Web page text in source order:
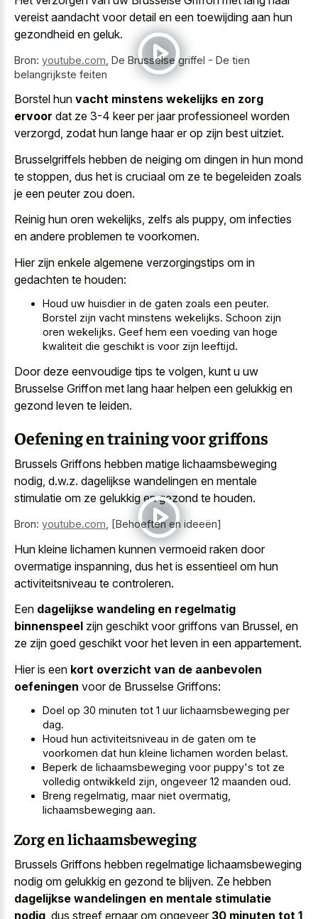
vereist aandacht voor detail en een toewijding aan hun
gezondheid en geluk.
Bron: youtube.com De Brusselse griffel - De tien
belangrijkste feiten
Borstel hun vacht minstens wekelijks en zorg
ervoor dat ze 3-4 keer per jaar professioneel worden
verzorgd, zodat hun lange haar er op zijn best uitziet.
Brusselgriffels hebben de neiging om dingen in hun mond
te stoppen, dus het is cruciaal om ze te begeleiden zoals
je een peuter zou doen.
Reinig hun oren wekelijks, zelfs als puppy, om infecties
en andere problemen te voorkomen.
Hier zijn enkele algemene verzorgingstips om in
gedachten te houden:
Houd uw huisdier in de gaten zoals een peuter.
Borstel zijn vacht minstens wekelijks. Schoon zijn
oren wekelijks. Geef hem een voeding van hoge
kwaliteit die geschikt is voor zijn leeftijd.
Door deze eenvoudige tips te volgen, kunt u uw
Brusselse Griffon met lang haar helpen een gelukkig en
gezond leven te leiden.
Oefening en training voor griffons
Brussels Griffons hebben matige lichaamsbeweging
nodig, d.w.z. dagelijkse wandelingen en mentale
stimulatie om ze gelukkig en gezond te houden.
Bron: youtube.com [Behoeften en ideeën]
Hun kleine lichamen kunnenvermoeid raken door
overmatige inspanning , dus het is essentieel om hun
activiteitsniveau te controleren.
Een dagelijkse wandeling en regelmatig
binnenspeel zijn geschikt voor griffons van Brussel, en
ze zijn goed geschikt voor het leven in een appartement.
Hier is een kort overzicht van de aanbevolen
oefeningen voor de Brusselse Griffons:
Doel op 30 minuten tot 1 uur lichaamsbeweging per
dag.
Houd hun activiteitsniveau in de gaten om te
voorkomen dat hun kleine lichamen worden belast.
Beperk de lichaamsbeweging voor puppy's tot ze
volledig ontwikkeld zijn, ongeveer 12 maanden oud.
Breng regelmatig, maar niet overmatig,
lichaamsbeweging aan.
Zorg en lichaamsbeweging
Brussels Griffons hebben regelmatige lichaamsbeweging
nodig om gelukkig en gezond te blijven. Ze hebben
dagelijkse wandelingen en mentale stimulatie
nodig, dus streef ernaar om ongeveer 30 minuten tot 1